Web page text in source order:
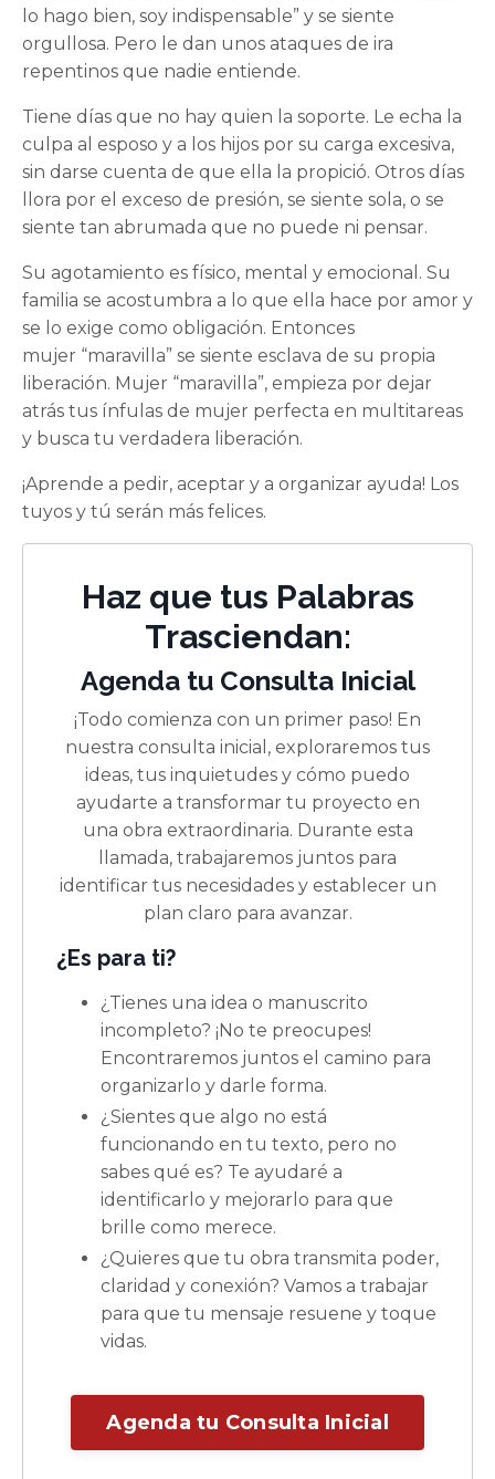
lo hago bien, soy indispensable” y se siente
orgullosa. Pero le dan unos ataques de ira
repentinos que nadie entiende.
Tiene días que no hay quien la soporte. Le echa la
culpa al esposo y a los hijos por su carga excesiva,
sin darse cuenta de que ella la propició. Otros días
llora por el exceso de presión, se siente sola, o se
siente tan abrumada que no puede ni pensar.
Su agotamiento es físico, mental y emocional. Su
familia se acostumbra a lo que ella hace por amor y
se lo exige como obligación. Entonces
mujer “maravilla” se siente esclava de su propia
liberación. Mujer “maravilla”, empieza por dejar
atrás tus ínfulas de mujer perfecta en multitareas
y busca tu verdadera liberación.
¡Aprende a pedir, aceptar y a organizar ayuda! Los
tuyos y tú serán más felices.
Haz que tus Palabras
Trasciendan:
Agenda tu Consulta Inicial
¡Todo comienza con un primer paso! En
nuestra consulta inicial, exploraremos tus
ideas, tus inquietudes y cómo puedo
ayudarte a transformar tu proyecto en
una obra extraordinaria. Durante esta
llamada, trabajaremos juntos para
identificar tus necesidades y establecer un
plan claro para avanzar.
¿Es para ti?
¿Tienes una idea o manuscrito
incompleto? ¡No te preocupes!
Encontraremos juntos el camino para
organizarlo y darle forma.
¿Sientes que algo no está
funcionando en tu texto, pero no
sabes qué es? Te ayudaré a
identificarlo y mejorarlo para que
brille como merece.
¿Quieres que tu obra transmita poder,
claridad y conexión? Vamos a trabajar
para que tu mensaje resuene y toque
vidas.
Agenda tu Consulta Inicial